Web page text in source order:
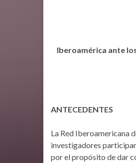
Iberoamérica ante
ANTECEDENTES
La Red Iberoamericana
investigadores
por el propósito de dar